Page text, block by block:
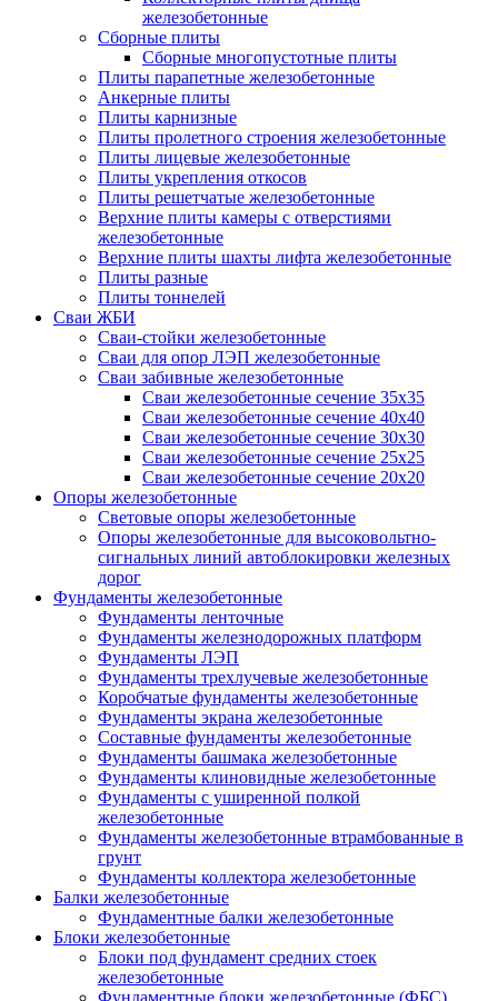
железобетонные
Сборные плиты
Сборные многопустотные плиты
Плиты парапетные железобетонные
Анкерные плиты
Плиты карнизные
Плиты пролетного строения железобетонные
Плиты лицевые железобетонные
Плиты укрепления откосов
Плиты решетчатые железобетонные
Верхние плиты камеры с отверстиями
железобетонные
Верхние плиты шахты лифта железобетонные
Плиты разные
Плиты тоннелей
Сваи ЖБИ
Сваи-стойки железобетонные
Сваи для опор ЛЭП железобетонные
Сваи забивные железобетонные
Сваи железобетонные сечение 35x35
Сваи железобетонные сечение 40x40
Сваи железобетонные сечение 30x30
Сваи железобетонные сечение 25x25
Сваи железобетонные сечение 20x20
Опоры железобетонные
Световые опоры железобетонные
Опоры железобетонные для высоковольтно-
сигнальных линий автоблокировки железных
дорог
Фундаменты железобетонные
Фундаменты ленточные
Фундаменты железнодорожных платформ
Фундаменты ЛЭП
Фундаменты трехлучевые железобетонные
Коробчатые фундаменты железобетонные
Фундаменты экрана железобетонные
Составные фундаменты железобетонные
Фундаменты башмака железобетонные
Фундаменты клиновидные железобетонные
Фундаменты с уширенной полкой
железобетонные
Фундаменты железобетонные втрамбованные в
грунт
Фундаменты коллектора железобетонные
Балки железобетонные
Фундаментные балки железобетонные
Блоки железобетонные
Блоки под фундамент средних стоек
железобетонные
Фундаментные блоки железобетонные (ФБС)